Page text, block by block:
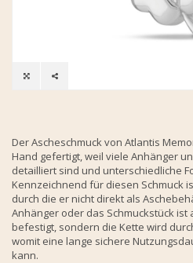
Der Ascheschmuck von Atlantis
Hand gefertigt, weil viele Anhänger
detailliert sind und unterschiedliche
Kennzeichnend für diesen Schmuck
durch die er nicht direkt als
Anhänger oder das Schmuckstück
befestigt, sondern die Kette wird
womit eine lange sichere
kann.